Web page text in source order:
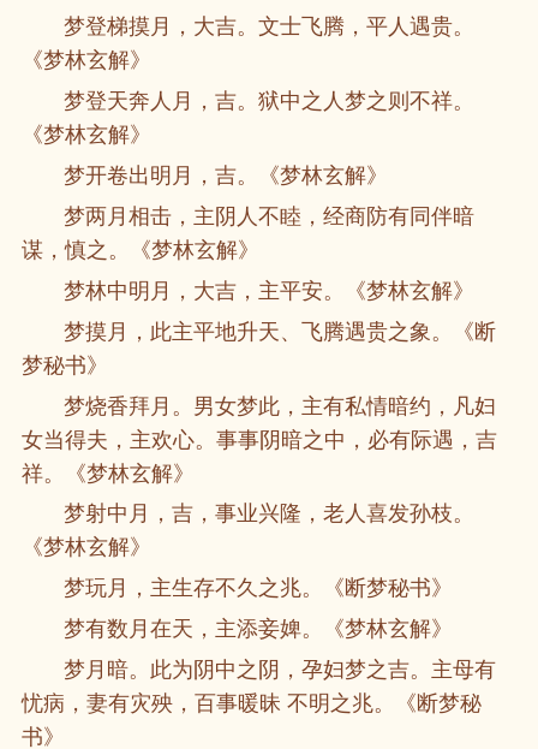
梦登梯摸月，大吉。文士飞腾，平人遇贵。
《梦林玄解》
梦登天奔人月，吉。狱中之人梦之则不祥。
《梦林玄解》
梦开卷出明月，吉。《梦林玄解》
梦两月相击，主阴人不睦，经商防有同伴暗
谋，慎之。《梦林玄解》
梦林中明月，大吉，主平安。《梦林玄解》
梦摸月，此主平地升天、飞腾遇贵之象。《断
梦秘书》
梦烧香拜月。男女梦此，主有私情暗约，凡妇
女当得夫，主欢心。事事阴暗之中，必有际遇，吉
祥。《梦林玄解》
梦射中月，吉，事业兴隆，老人喜发孙枝。
《梦林玄解》
梦玩月，主生存不久之兆。《断梦秘书》
梦有数月在天，主添妾婢。《梦林玄解》
梦月暗。此为阴中之阴，孕妇梦之吉。主母有
忧病，妻有灾殃，百事暖昧 不明之兆。《断梦秘
书》